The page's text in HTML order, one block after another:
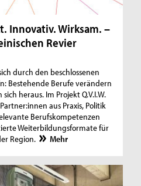
Innovativ. Wirksam. –
Revier
durch den beschlossenen
Bestehende Berufe verändern
heraus. Im Projekt Q.V.I.W.
aus Praxis, Politik
Berufskompetenzen
Weiterbildungsformate für
Region.
Mehr